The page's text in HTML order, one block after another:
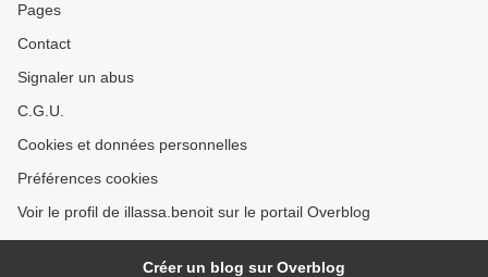
Pages
Contact
Signaler un abus
C.G.U.
Cookies et données personnelles
Préférences cookies
Voir le profil de illassa.benoit sur le portail Overblog
Créer un blog sur Overblog